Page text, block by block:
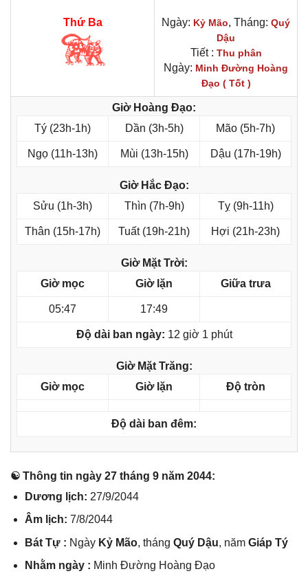
Thứ Ba Ngày: Kỷ Mão, Tháng: Quý
Dậu
Tiết : Thu phân
Ngày: Minh Đường Hoàng
Đạo ( Tốt )
Giờ Hoàng Đạo:
Tý (23h-1h)
Dần (3h-5h) Mão (5h-7h)
Ngọ (11h-13h) Mùi (13h-15h) Dậu (17h-19h)
Giờ Hắc Đạo:
Sửu (1h-3h)
Thìn (7h-9h) Tỵ (9h-11h)
Thân (15h-17h) Tuất (19h-21h) Hợi (21h-23h)
Giờ Mặt Trời:
Giờ mọc
Giờ lặn Giữa trưa
05:47 17:49
Độ dài ban ngày: 12 giờ 1 phút
Giờ Mặt Trăng:
Giờ mọc
Giờ lặn Độ tròn
Độ dài ban đêm:
☯ Thônɡ tin ngày 27 thánɡ 9 năm 2044:
Dươnɡ lịch: 27/9/2044
Âm lịch: 7/8/2044
Bát Tự : Ngày Kỷ Mão, thánɡ Quý Dậu, năm Giáp Tý
Nhằm ngày : Minh Đườnɡ Hoànɡ Đạo